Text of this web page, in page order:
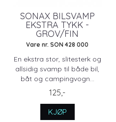
SONAX BILSVAMP
EKSTRA TYKK -
GROV/FIN
Vare nr. SON 428 000
En ekstra stor, slitesterk og
allsidig svamp til både bil,
båt og campingvogn...
125,-
KJØP